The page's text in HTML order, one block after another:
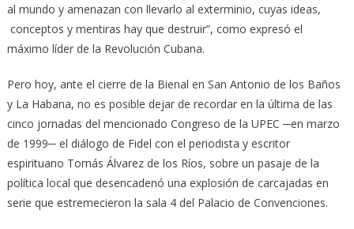
al mundo y amenazan con llevarlo al exterminio, cuyas ideas,
conceptos y mentiras hay que destruir”, como expresó el
máximo líder de la Revolución Cubana.
Pero hoy, ante el cierre de la Bienal en San Antonio de los Baños
y La Habana, no es posible dejar de recordar en la última de las
cinco jornadas del mencionado Congreso de la UPEC ─en marzo
de 1999─ el diálogo de Fidel con el periodista y escritor
espirituano Tomás Álvarez de los Ríos, sobre un pasaje de la
política local que desencadenó una explosión de carcajadas en
serie que estremecieron la sala 4 del Palacio de Convenciones.